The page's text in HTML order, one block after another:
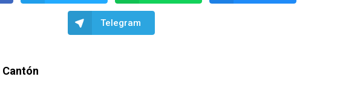
Telegram